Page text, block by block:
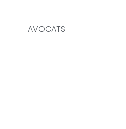
AVOCATS